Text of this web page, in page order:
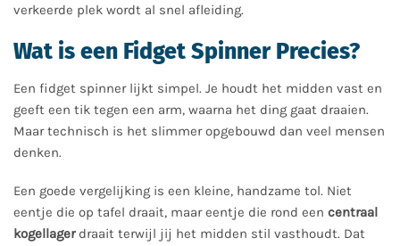
verkeerde plek wordt al snel afleiding.
Wat is een Fidget Spinner Precies?
Een fidget spinner lijkt simpel. Je houdt het midden vast en
geeft een tik tegen een arm, waarna het ding gaat draaien.
Maar technisch is het slimmer opgebouwd dan veel mensen
denken.
Een goede vergelijking is een kleine, handzame tol. Niet
eentje die op tafel draait, maar eentje die rond een centraal
kogellagerdraait terwijl jij het midden stil vasthoudt. Dat